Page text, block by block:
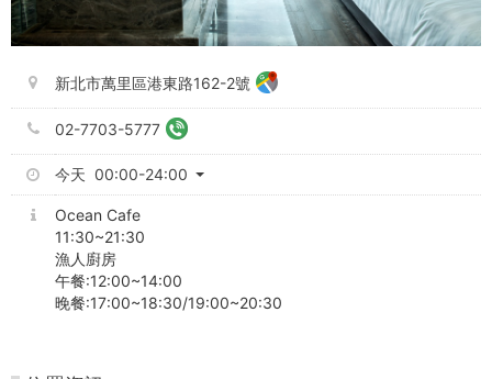
新北市萬里區港東路162-2號
02-7703-5777
今天 00:00-24:00
Ocean Cafe
11:30~21:30
午餐:12:00~14:00
晚餐:17:00~18:30/19:00~20:30